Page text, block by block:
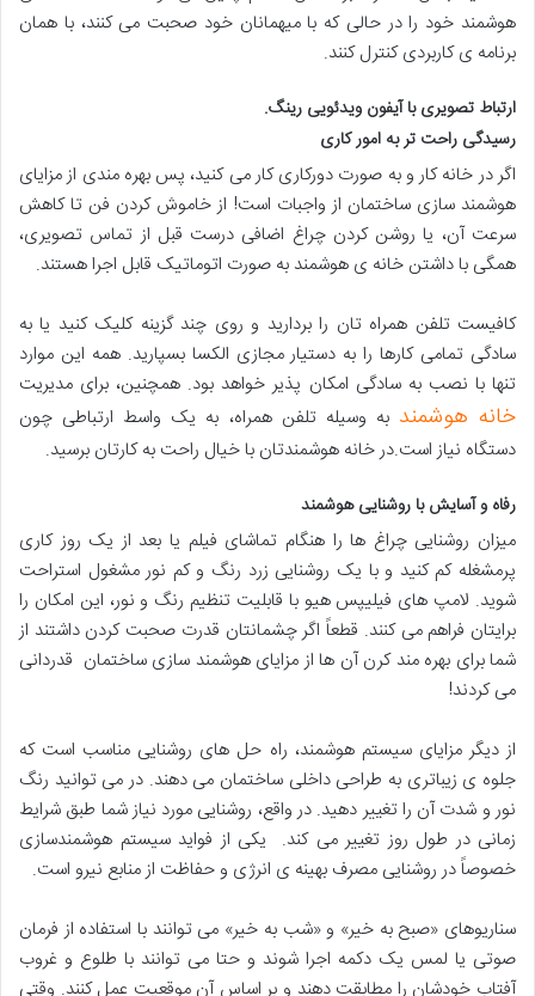
هوشمند خود را در حالی که با میهمانان خود صحبت می کنند، با همان
برنامه ی کاربردی کنترل کنند.
ارتباط تصویری با آیفون ویدئویی رینگ.
رسیدگی راحت تر به امور کاری
اگر در خانه کار و به صورت دورکاری کار می کنید، پس بهره مندی از مزایای
هوشمند سازی ساختمان از واجبات است! از خاموش کردن فن تا کاهش
سرعت آن، یا روشن کردن چراغ اضافی درست قبل از تماس تصویری،
همگی با داشتن خانه ی هوشمند به صورت اتوماتیک قابل اجرا هستند.
کافیست تلفن همراه تان را بردارید و روی چند گزینه کلیک کنید یا به
سادگی تمامی کارها را به دستیار مجازی الکسا بسپارید. همه این موارد
تنها با نصب به سادگی امکان پذیر خواهد بود. همچنین، برای مدیریت
خانه هوشمند به وسیله تلفن همراه، به یک واسط ارتباطی چون
دستگاه نیاز است.در خانه هوشمندتان با خیال راحت به کارتان برسید.
رفاه و آسایش با روشنایی هوشمند
میزان روشنایی چراغ ها را هنگام تماشای فیلم یا بعد از یک روز کاری
پرمشغله کم کنید و با یک روشنایی زرد رنگ و کم نور مشغول استراحت
شوید. لامپ های فیلیپس هیو با قابلیت تنظیم رنگ و نور، این امکان را
برایتان فراهم می کنند. قطعاً اگر چشمانتان قدرت صحبت کردن داشتند از
شما برای بهره مند کرن آن ها از مزایای هوشمند سازی ساختمان قدردانی
می کردند!
از دیگر مزایای سیستم هوشمند، راه حل های روشنایی مناسب است که
جلوه ی زیباتری به طراحی داخلی ساختمان می دهند. در می توانید رنگ
نور و شدت آن را تغییر دهید. در واقع، روشنایی مورد نیاز شما طبق شرایط
زمانی در طول روز تغییر می کند. یکی از فواید سیستم هوشمندسازی
خصوصاً در روشنایی مصرف بهینه ی انرژی و حفاظت از منابع نیرو است.
سناریوهای «صبح به خیر» و «شب به خیر» می توانند با استفاده از فرمان
صوتی یا لمس یک دکمه اجرا شوند و حتا می توانند با طلوع و غروب
آفتاب خودشان را مطابقت دهند و بر اساس آن موقعیت عمل کنند. وقتی